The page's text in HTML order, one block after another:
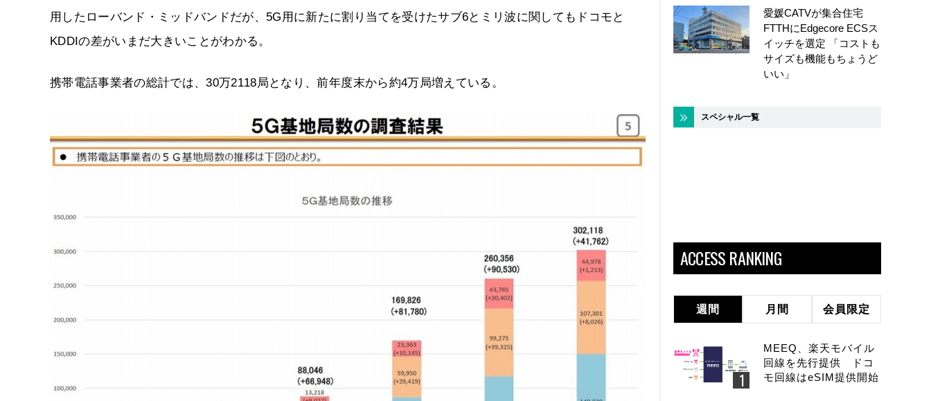
用したローバンド・ミッドバンドだが、5G用に新たに割り当てを受けたサブ6とミリ波に関してもドコモと
KDDIの差がいまだ大きいことがわかる。
携帯電話事業者の総計では、30万2118局となり、前年度末から約4万局増えている。
愛媛CATVが集合住宅
FTTHにEdgecore ECSス
イッチを選定 「コストも
サイズも機能もちょうど
いい」
スペシャル一覧
ACCESS RANKING
週間 月間 会員限定
MEEQ、楽天モバイル
回線を先行提供 ドコ
モ回線はeSIM提供開始